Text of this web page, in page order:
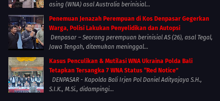
asing (WNA) asal Australia berinisial...
Penemuan Jenazah Perempuan di Kos Denpasar Gegerkan
Warga, Polisi Lakukan Penyelidikan dan Autopsi
Denpasar – Seorang perempuan berinisial AS (26), asal Tegal,
Jawa Tengah, ditemukan meninggal...
Kasus Penculikan & Mutilasi WNA Ukraina Polda Bali
Tetapkan Tersangka 7 WNA Status “Red Notice”
DENPASAR - Kapolda Bali Irjen Pol Daniel Adityajaya S.H.,
S.I.K., M.Si., didampingi...